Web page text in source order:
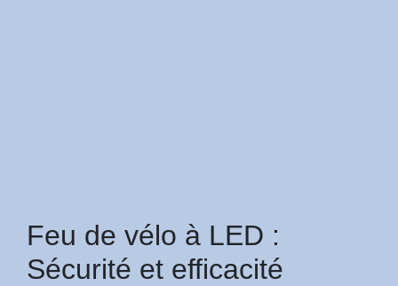
Feu de vélo à LED :
Sécurité et efficacité